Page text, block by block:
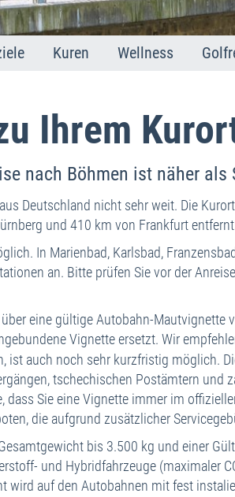
Kuren
Franzensbad
Wellness
Franzensbad
Ihrem
nach Böhmen ist näher als
Deutschland nicht sehr weit. Die
und 410 km von Frankfurt
In Marienbad, Karlsbad,
an. Bitte prüfen Sie vor der
eine gültige Autobahn-Mautvignette
Vignette ersetzt. Wir
ist auch noch sehr kurzfristig möglich.
tschechischen Postämtern und
Sie eine Vignette immer im
die aufgrund zusätzlicher
bis 3.500 kg und einer
und Hybridfahrzeuge
wird auf den Autobahnen mit fest